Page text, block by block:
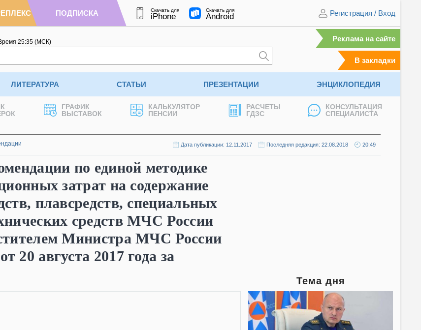
ПОДПИСКА Скачать для
iPhone
Скачать для
Android Регистрация / Вход
25:35 (МСК) Реклама на сайте
В закладки
ЛИТЕРАТУРА СТАТЬИ ПРЕЗЕНТАЦИИ ЭНЦИКЛОПЕДИЯ
ГРАФИК
ВЫСТАВОК
КАЛЬКУЛЯТОР
ПЕНСИИ
РАСЧЕТЫ
ГДЗС
КОНСУЛЬТАЦИЯ
СПЕЦИАЛИСТА
Дата публикации: 12.11.2017 Последняя редакция: 22.08.2018 20:49
по единой методике
затрат на содержание
плавсредств, специальных
средств МЧС России
Министра МЧС России
августа 2017 года за
Тема дня